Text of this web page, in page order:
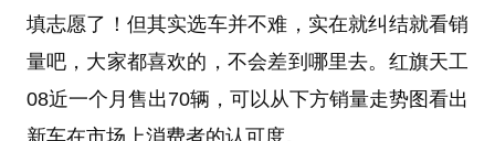
填志愿了！但其实选车并不难，实在就纠结就看销
量吧，大家都喜欢的，不会差到哪里去。红旗天工
08近一个月售出70辆，可以从下方销量走势图看出